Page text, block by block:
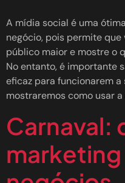
A mídia social é uma
negócio, pois permite
público maior e mostre o
No entanto, é importante
eficaz para funcionarem
mostraremos como usar
Carnaval:
marketing